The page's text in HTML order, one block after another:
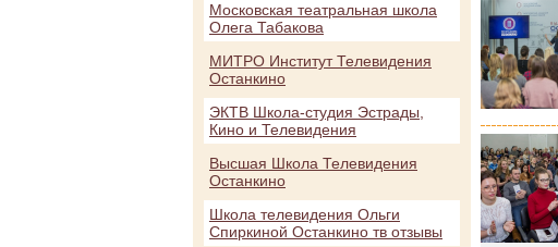
Московская театральная школа
Олега Табакова
МИТРО Институт Телевидения
Останкино
ЭКТВ Школа-студия Эстрады,
Кино и Телевидения
Высшая Школа Телевидения
Останкино
Школа телевидения Ольги
Спиркиной Останкино тв отзывы